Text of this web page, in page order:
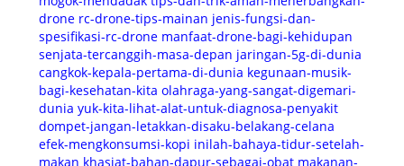
drone rc-drone-tips-mainan jenis-fungsi-dan-
spesifikasi-rc-drone manfaat-drone-bagi-kehidupan
senjata-tercanggih-masa-depan jaringan-5g-di-dunia
cangkok-kepala-pertama-di-dunia kegunaan-musik-
bagi-kesehatan-kita olahraga-yang-sangat-digemari-
dunia yuk-kita-lihat-alat-untuk-diagnosa-penyakit
dompet-jangan-letakkan-disaku-belakang-celana
efek-mengkonsumsi-kopi inilah-bahaya-tidur-setelah-
makan khasiat-bahan-dapur-sebagai-obat makanan-